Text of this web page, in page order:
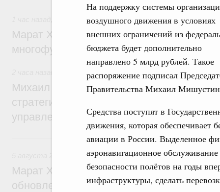
На поддержку системы
воздушного движения в условиях
внешних ограничений из
бюджета будет дополнительно
направлено 5 млрд рублей. Такое
распоряжение подписал
Правительства Михаил
Средства поступят в
движения, которая обеспечивает
авиации в России. Выделенное
аэронавигационное
безопасности полётов на годы
инфраструктуры, сделать
Дорожное хозяйство
Марат Хуснуллин: На двух скоростных
многофункциональные зоны дорожного
Технологическое развитие. Инновации
Михаил Мишустин дал поручения по
стратегической сессии о
управления научно-технологическим
Вчера
Жилищно-коммунальное хозяйство
Марат Хуснуллин: Более 4,3 тыс.
обновлено в России при участии Фонда